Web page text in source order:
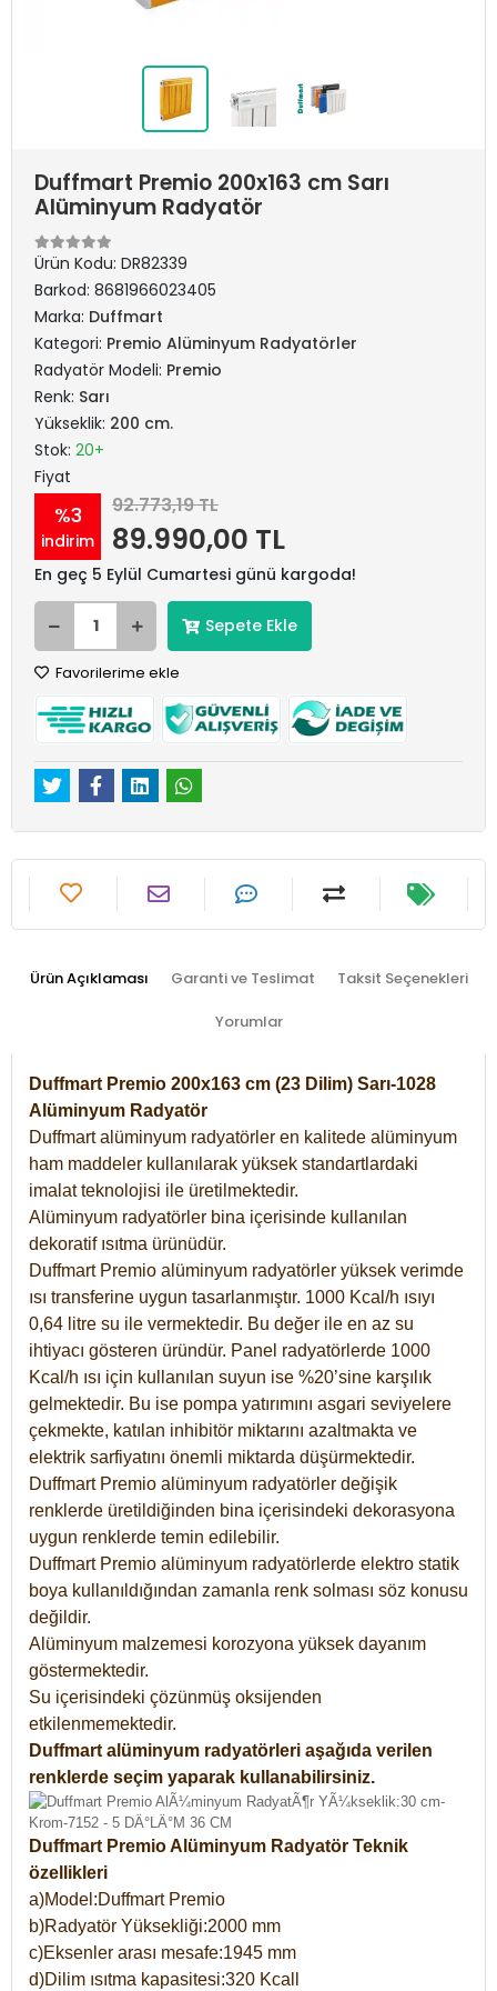
Duffmart Premio 200x163 cm Sarı
Alüminyum Radyatör
Ürün Kodu: DR82339
Barkod: 8681966023405
Marka: Duffmart
Kategori: Premio Alüminyum Radyatörler
Radyatör Modeli: Premio
Renk: Sarı
Yükseklik: 200 cm.
Stok: 20+
Fiyat
%3
indirim
92.773,19 TL
89.990,00 TL
En geç 5 Eylül Cumartesi günü kargoda!
Sepete Ekle
Favorilerime ekle
Ürün Açıklaması Garanti ve Teslimat Taksit Seçenekleri
Yorumlar
Duffmart Premio 200x163 cm (23 Dilim) Sarı-1028
Alüminyum Radyatör
Duffmart alüminyum radyatörler en kalitede alüminyum
ham maddeler kullanılarak yüksek standartlardaki
imalat teknolojisi ile üretilmektedir.
Alüminyum radyatörler bina içerisinde kullanılan
dekoratif ısıtma ürünüdür.
Duffmart Premio alüminyum radyatörler yüksek verimde
ısı transferine uygun tasarlanmıştır. 1000 Kcal/h ısıyı
0,64 litre su ile vermektedir. Bu değer ile en az su
ihtiyacı gösteren üründür. Panel radyatörlerde 1000
Kcal/h ısı için kullanılan suyun ise %20’sine karşılık
gelmektedir. Bu ise pompa yatırımını asgari seviyelere
çekmekte, katılan inhibitör miktarını azaltmakta ve
elektrik sarfiyatını önemli miktarda düşürmektedir.
Duffmart Premio alüminyum radyatörler değişik
renklerde üretildiğinden bina içerisindeki dekorasyona
uygun renklerde temin edilebilir.
Duffmart Premio alüminyum radyatörlerde elektro statik
boya kullanıldığından zamanla renk solması söz konusu
değildir.
Alüminyum malzemesi korozyona yüksek dayanım
göstermektedir.
Su içerisindeki çözünmüş oksijenden
etkilenmemektedir.
Duffmart alüminyum radyatörleri aşağıda verilen
renklerde seçim yaparak kullanabilirsiniz.
Duffmart Premio Alüminyum Radyatör Teknik
özellikleri
a)Model:Duffmart Premio
b)Radyatör Yüksekliği:2000 mm
c)Eksenler arası mesafe:1945 mm
d)Dilim ısıtma kapasitesi:320 Kcall